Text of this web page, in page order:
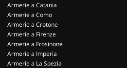
Armerie a Catania
Armerie a Como
Armerie a Crotone
Armerie a Firenze
Armerie a Frosinone
Armerie a Imperia
Armerie a La Spezia